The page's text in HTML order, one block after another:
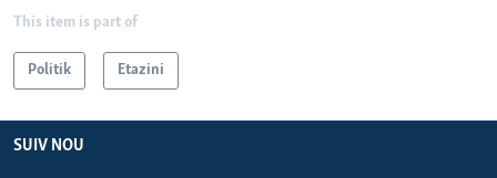
This item is part of
Politik Etazini
SUIV NOU